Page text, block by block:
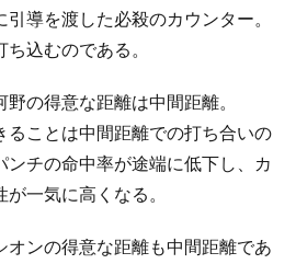
導を渡した必殺のカウンター。
込むのである。
の得意な距離は中間距離。
ることは中間距離での打ち合いの
ンチの命中率が途端に低下し、カ
一気に高くなる。
オンの得意な距離も中間距離であ